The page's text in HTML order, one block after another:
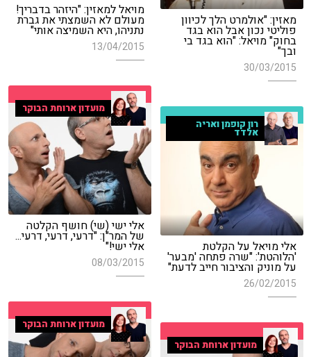
מויאל למאזין: "היזהר בדבריך!
מעולם לא השמצתי את גברת
נתניהו, היא השמיצה אותי"
13/04/2015
מאזין: "אולמרט הלך לכיוון
פוליטי נכון אבל הוא בגד
בחוק" מויאל: "הוא בגד בי
ובך"
30/03/2015
מועדון ארוחת הבוקר
אלי ישי (שי) חושף הקלטה
של המר"ן: "דרעי, דרעי, דרעי...
אלי ישי!"
08/03/2015
רון קופמן ואריה
אלדד
אלי מויאל על הקלטת
'הלוהטת': "שרה פתחה 'מבער'
על מוניק והציבור חייב לדעת"
26/02/2015
מועדון ארוחת הבוקר
מועדון ארוחת הבוקר